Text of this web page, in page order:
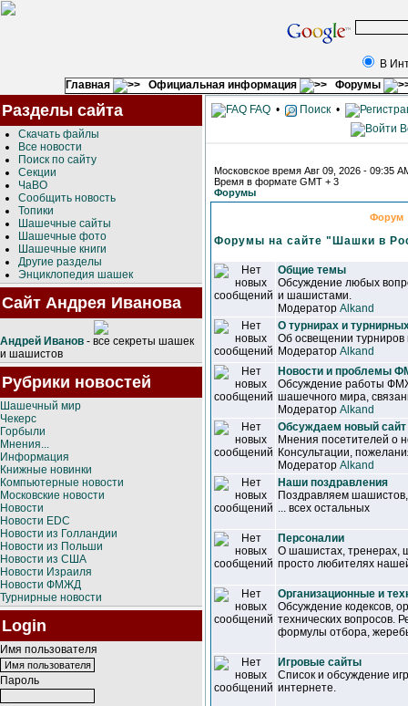
В
Главная
Официальная информация Форумы
Разделы сайта
Скачать файлы
Все новости
Поиск по сайту
Секции
ЧаВО
Сообщить новость
Топики
Шашечные сайты
Шашечные фото
Шашечные книги
Другие разделы
Энциклопедия шашек
Сайт Андрея Иванова
Андрей Иванов - все секреты шашек
и шашистов
Рубрики новостей
Шашечный мир
Чекерс
Горбыли
Мнения...
Информация
Книжные новинки
Компьютерные новости
Московские новости
Новости
Новости EDC
Новости из Голландии
Новости из Польши
Новости из США
Новости Израиля
Новости ФМЖД
Турнирные новости
Login
Имя пользователя
Пароль
FAQ • Поиск •
Московское время Авг 09, 2026 - 09:35
Время в формате GMT + 3
Форумы
Форум
Форумы на сайте "Шашки в
Общие темы
Обсуждение любых
и шашистами.
Модератор Alkand
О турнирах и
Об освещении турниров
Модератор Alkand
Новости и
Обсуждение работы
шашечного мира,
Модератор Alkand
Обсуждаем новый сайт
Мнения посетителей о
Консультации,
Модератор Alkand
Наши поздравления
Поздравляем
... всех остальных
Персоналии
О шашистах, тренерах,
просто любителях
Организационные и
Обсуждение кодексов,
технических вопросов.
формулы отбора,
Игровые сайты
Список и обсуждение
интернете.